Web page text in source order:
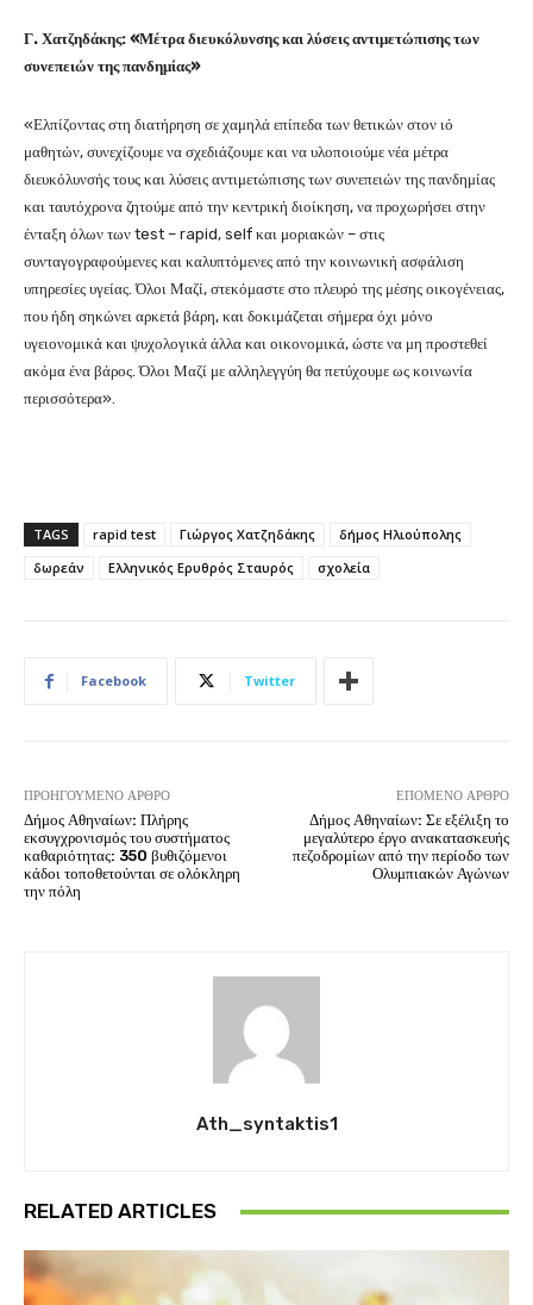
Γ. Χατζηδάκης: «Μέτρα διευκόλυνσης και λύσεις αντιμετώπισης των
συνεπειών της πανδημίας»
«Ελπίζοντας στη διατήρηση σε χαμηλά επίπεδα των θετικών στον ιό
μαθητών, συνεχίζουμε να σχεδιάζουμε και να υλοποιούμε νέα μέτρα
διευκόλυνσής τους και λύσεις αντιμετώπισης των συνεπειών της πανδημίας
και ταυτόχρονα ζητούμε από την κεντρική διοίκηση, να προχωρήσει στην
ένταξη όλων των test – rapid, self και μοριακών – στις
συνταγογραφούμενες και καλυπτόμενες από την κοινωνική ασφάλιση
υπηρεσίες υγείας. Όλοι Μαζί, στεκόμαστε στο πλευρό της μέσης οικογένειας,
που ήδη σηκώνει αρκετά βάρη, και δοκιμάζεται σήμερα όχι μόνο
υγειονομικά και ψυχολογικά άλλα και οικονομικά, ώστε να μη προστεθεί
ακόμα ένα βάρος. Όλοι Μαζί με αλληλεγγύη θα πετύχουμε ως κοινωνία
περισσότερα».
TAGS rapid test Γιώργος Χατζηδάκης
δήμος Ηλιούπολης
δωρεάν
Ελληνικός Ερυθρός Σταυρός σχολεία
Facebook Twitter
ΠΡΟΗΓΟΎΜΕΝΟ ΆΡΘΡΟ
Δήμος Αθηναίων: Πλήρης
εκσυγχρονισμός του συστήματος
καθαριότητας: 350 βυθιζόμενοι
κάδοι τοποθετούνται σε ολόκληρη
την πόλη
ΕΠΌΜΕΝΟ ΆΡΘΡΟ
Δήμος Αθηναίων: Σε εξέλιξη το
μεγαλύτερο έργο ανακατασκευής
πεζοδρομίων από την περίοδο των
Ολυμπιακών Αγώνων
Ath_syntaktis1
RELATED ARTICLES